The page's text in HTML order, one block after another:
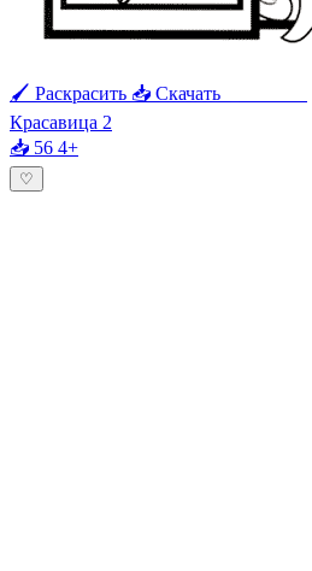
🖌 Раскрасить 📥 Скачать
Красавица 2
📥 56 4+
♡